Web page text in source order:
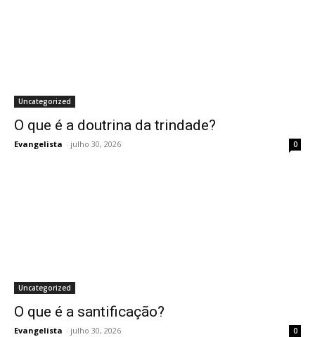
Uncategorized
O que é a doutrina da trindade?
Evangelista - julho 30, 2026 0
Uncategorized
O que é a santificação?
Evangelista - julho 30, 2026 0